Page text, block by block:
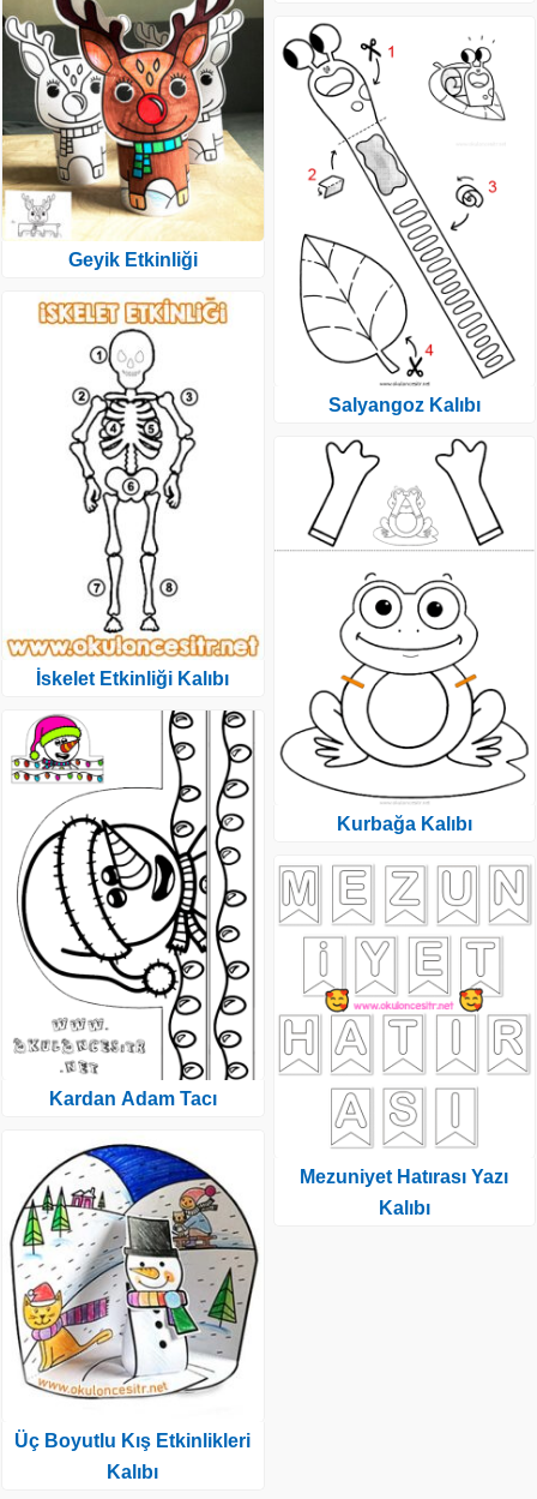
Geyik Etkinliği
İskelet Etkinliği Kalıbı
Kardan Adam Tacı
Üç Boyutlu Kış Etkinlikleri
Kalıbı
Salyangoz Kalıbı
Kurbağa Kalıbı
Mezuniyet Hatırası Yazı
Kalıbı